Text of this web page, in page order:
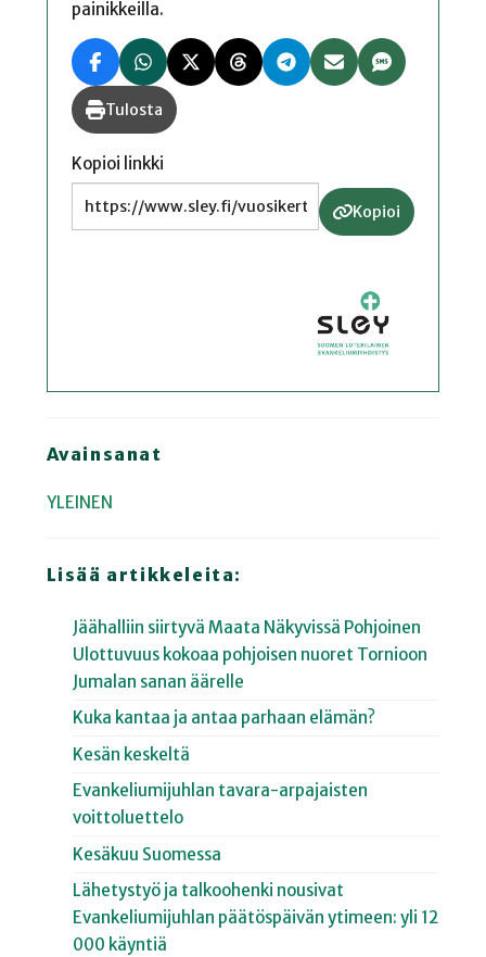
painikkeilla.
Tulosta
Kopioi linkki
Kopioi
Avainsanat
YLEINEN
Lisää artikkeleita:
Jäähalliin siirtyvä Maata Näkyvissä Pohjoinen
Ulottuvuus kokoaa pohjoisen nuoret Tornioon
Jumalan sanan äärelle
Kuka kantaa ja antaa parhaan elämän?
Kesän keskeltä
Evankeliumijuhlan tavara-arpajaisten
voittoluettelo
Kesäkuu Suomessa
Lähetystyö ja talkoohenki nousivat
Evankeliumijuhlan päätöspäivän ytimeen: yli 12
000 käyntiä